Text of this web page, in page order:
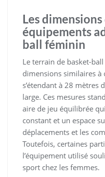
Les
équipements
ball féminin
Le terrain de basket-
dimensions similaires à
s’étendant à 28 mètres
large. Ces mesures
aire de jeu équilibrée
constant et un espace
déplacements et les
Toutefois, certaines
l’équipement utilisé
sport chez les femmes.